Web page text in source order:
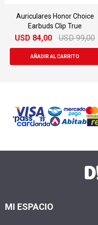
Auriculares Honor Choice
Earbuds Clip True
USD 84,00 USD 99,00
MI ESPACIO